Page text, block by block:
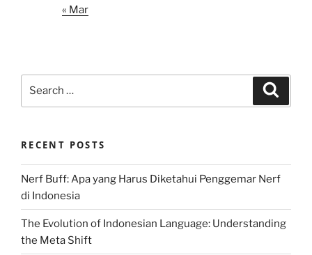
« Mar
RECENT POSTS
Nerf Buff: Apa yang Harus Diketahui Penggemar Nerf
di Indonesia
The Evolution of Indonesian Language: Understanding
the Meta Shift